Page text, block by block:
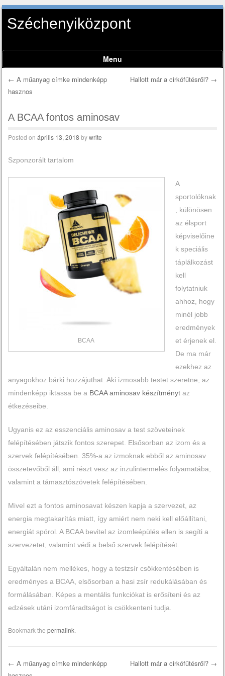
Széchenyiközpont
Menu
Skip to content
Post navigation
← A műanyag címke mindenképp
hasznos
Hallott már a cirkófűtésről? →
A BCAA fontos aminosav
Posted on április 13, 2018 bywrite
Szponzorált tartalom
BCAA
A
sportolóknak
, különösen
az élsport
képviselőine
k speciális
táplálkozást
kell
folytatniuk
ahhoz, hogy
minél jobb
eredmények
et érjenek el.
De ma már
ezekhez az
anyagokhoz bárki hozzájuthat. Aki izmosabb testet szeretne, az
mindenképp iktassa be a BCAA aminosav készítménytaz
étkezéseibe.
Ugyanis ez az esszenciális aminosav a test szöveteinek
felépítésében játszik fontos szerepet. Elsősorban az izom és a
szervek felépítésében. 35%-a az izmoknak ebből az aminosav
összetevőből áll, ami részt vesz az inzulintermelés folyamatába,
valamint a támasztószövetek felépítésében.
Mivel ezt a fontos aminosavat készen kapja a szervezet, az
energia megtakarítás miatt, így amiért nem neki kell előállítani,
energiát spórol. A BCAA bevitel az izomleépülés ellen is segíti a
szervezetet, valamint védi a belső szervek felépítését.
Egyáltalán nem mellékes, hogy a testzsír csökkentésében is
eredményes a BCAA, elsősorban a hasi zsír redukálásában és
formálásában. Képes a mentális funkciókat is erősíteni és az
edzések utáni izomfáradtságot is csökkenteni tudja.
Bookmark the permalink.
← A műanyag címke mindenképp
Hallott már a cirkófűtésről? →